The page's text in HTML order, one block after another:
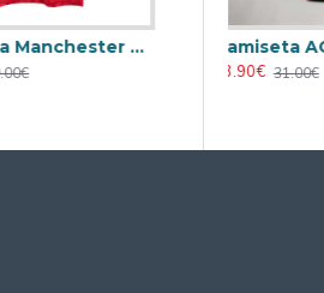
29.00€
23.90€ 29.00€
23.90€ 31.00€